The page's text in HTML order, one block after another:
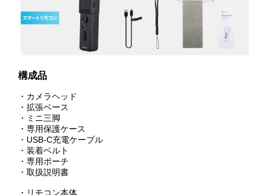
構成品
・カメラヘッド
・拡張ベース
・ミニ三脚
・専用保護ケース
・USB-C充電ケーブル
・装着ベルト
・専用ポーチ
・取扱説明書
・リモコン本体